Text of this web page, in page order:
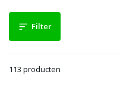
Filter
113 producten